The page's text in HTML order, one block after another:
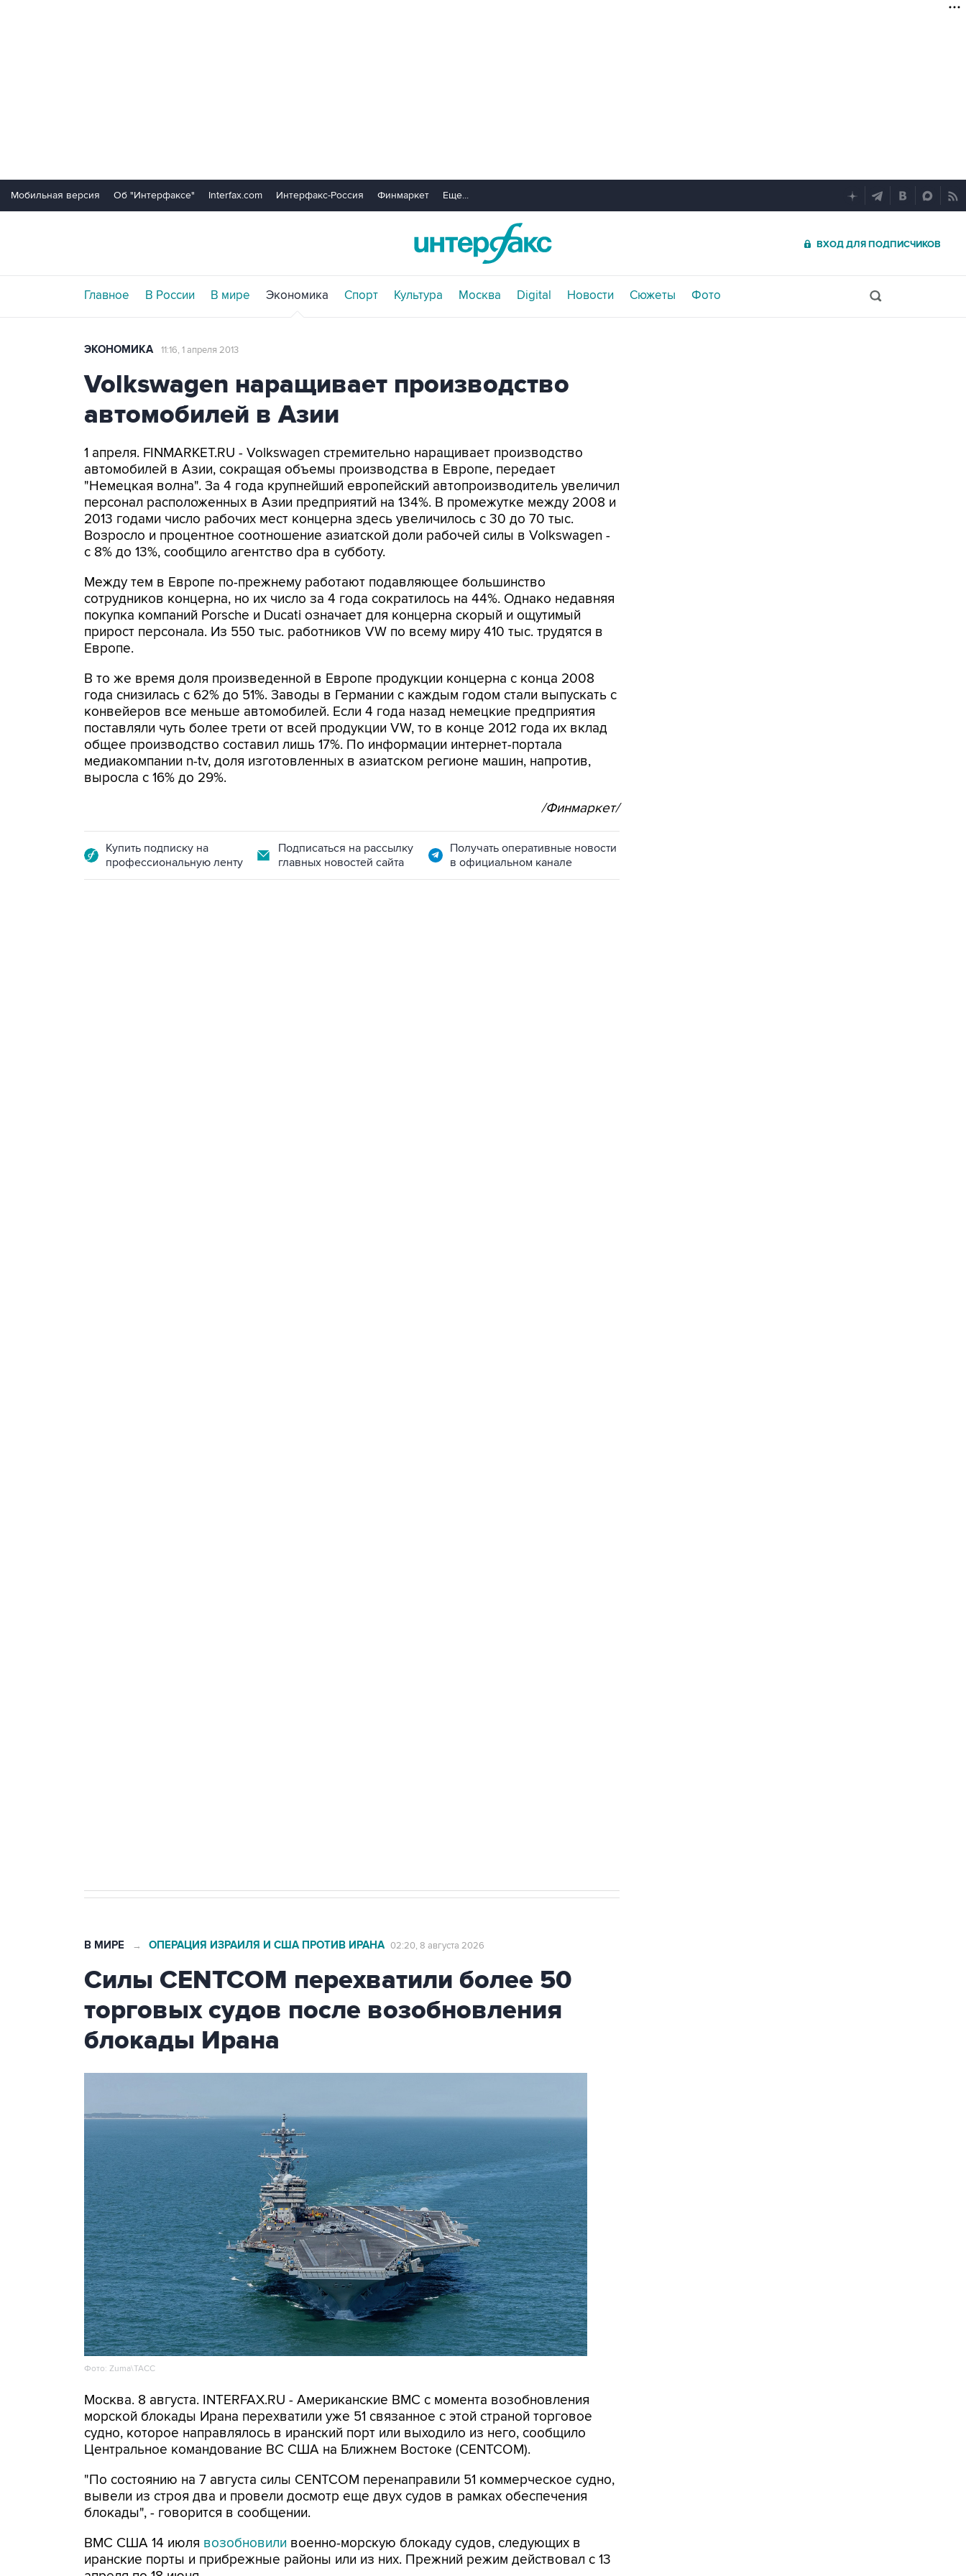
Мобильная версия Об "Интерфаксе" Interfax.com Интерфакс-Россия Финмаркет Еще...
ВХОД ДЛЯ ПОДПИСЧИКОВ
Главное В России В мире Экономика Спорт Культура Москва Digital Новости Сюжеты Фото
ЭКОНОМИКА 11:16, 1 апреля 2013
Volkswagen наращивает производство
автомобилей в Азии
1 апреля. FINMARKET.RU - Volkswagen стремительно наращивает производство
автомобилей в Азии, сокращая объемы производства в Европе, передает
"Немецкая волна". За 4 года крупнейший европейский автопроизводитель увеличил
персонал расположенных в Азии предприятий на 134%. В промежутке между 2008 и
2013 годами число рабочих мест концерна здесь увеличилось с 30 до 70 тыс.
Возросло и процентное соотношение азиатской доли рабочей силы в Volkswagen -
с 8% до 13%, сообщило агентство dpa в субботу.
Между тем в Европе по-прежнему работают подавляющее большинство
сотрудников концерна, но их число за 4 года сократилось на 44%. Однако недавняя
покупка компаний Porsche и Ducati означает для концерна скорый и ощутимый
прирост персонала. Из 550 тыс. работников VW по всему миру 410 тыс. трудятся в
Европе.
В то же время доля произведенной в Европе продукции концерна с конца 2008
года снизилась с 62% до 51%. Заводы в Германии с каждым годом стали выпускать с
конвейеров все меньше автомобилей. Если 4 года назад немецкие предприятия
поставляли чуть более трети от всей продукции VW, то в конце 2012 года их вклад
общее производство составил лишь 17%. По информации интернет-портала
медиакомпании n-tv, доля изготовленных в азиатском регионе машин, напротив,
выросла с 16% до 29%.
/Финмаркет/
Купить подписку на
профессиональную ленту
Подписаться на рассылку
главных новостей сайта
Получать оперативные новости
в официальном канале
В МИРЕ → ОПЕРАЦИЯ ИЗРАИЛЯ И США ПРОТИВ ИРАНА 02:20, 8 августа 2026
Силы CENTCOM перехватили более 50
торговых судов после возобновления
блокады Ирана
Фото: Zuma\ТАСС
Москва. 8 августа. INTERFAX.RU - Американские ВМС с момента возобновления
морской блокады Ирана перехватили уже 51 связанное с этой страной торговое
судно, которое направлялось в иранский порт или выходило из него, сообщило
Центральное командование ВС США на Ближнем Востоке (CENTCOM).
"По состоянию на 7 августа силы CENTCOM перенаправили 51 коммерческое судно,
вывели из строя два и провели досмотр еще двух судов в рамках обеспечения
блокады", - говорится в сообщении.
ВМС США 14 июля возобновили военно-морскую блокаду судов, следующих в
иранские порты и прибрежные районы или из них. Прежний режим действовал с 13